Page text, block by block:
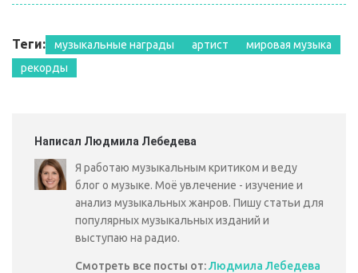
Теги: музыкальные награды артист
мировая музыка
рекорды
Написал Людмила Лебедева
Я работаю музыкальным критиком и веду
блог о музыке. Моё увлечение - изучение и
анализ музыкальных жанров. Пишу статьи для
популярных музыкальных изданий и
выступаю на радио.
Смотреть все посты от:Людмила Лебедева